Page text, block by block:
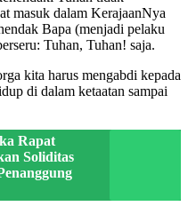
masuk dalam KerajaanNya
Bapa (menjadi pelaku
Tuhan, Tuhan! saja.
kita harus mengabdi kepada
di dalam ketaatan sampai
Rapat
Soliditas